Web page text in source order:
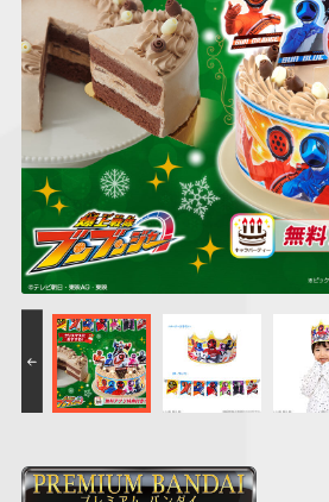
仮面ライダーシリー
ズ
PROJECT R.E.D.・
スーパー戦隊シリー
ズ
ガンダムシリーズ
ポケットモンスター
キャラパキ
つりグミ
にふぉるめーしょん
＆スクエアシール